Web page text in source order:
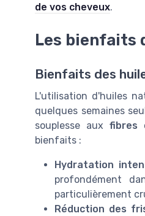
de vos cheveux.
Les bienfaits
Bienfaits des
L'utilisation d'huiles
quelques semaines
souplesse aux fibres
bienfaits :
Hydratation
profondément
particulièrement
Réduction des